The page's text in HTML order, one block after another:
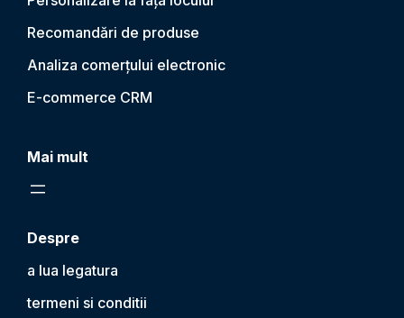
Recomandări de produse
Analiza comerțului electronic
E-commerce CRM
Mai mult
Despre
a lua legatura
termeni si conditii